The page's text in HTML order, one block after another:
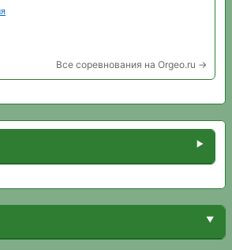
Все соревнования на Orgeo.ru →